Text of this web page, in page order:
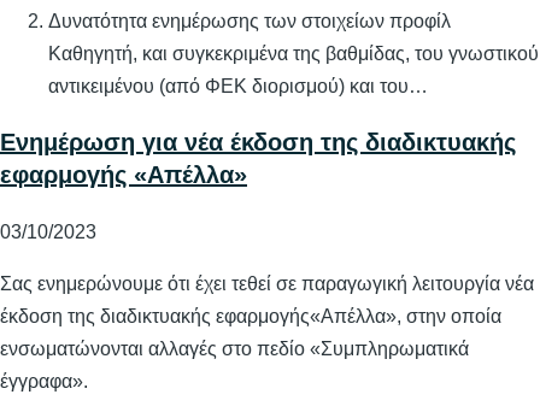
Δυνατότητα ενημέρωσης των στοιχείων προφίλ
Καθηγητή, και συγκεκριμένα της βαθμίδας, του γνωστικού
αντικειμένου (από ΦΕΚ διορισμού) και του…
Ενημέρωση για νέα έκδοση της διαδικτυακής
εφαρμογής «Απέλλα»
03/10/2023
Σας ενημερώνουμε ότι έχει τεθεί σε παραγωγική λειτουργία νέα
έκδοση της διαδικτυακής εφαρμογής«Απέλλα», στην οποία
ενσωματώνονται αλλαγές στο πεδίο «Συμπληρωματικά
έγγραφα».